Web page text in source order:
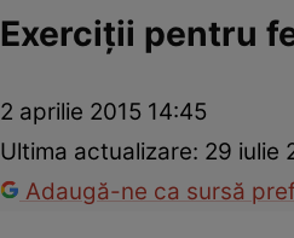
Exerciţii pentru
2 aprilie 2015 14:45
Ultima actualizare: 29 iulie
Adaugă-ne ca sursă